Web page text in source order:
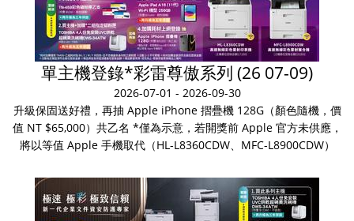
單主機登錄*彩雷尊傲系列 (26 07-09)
2026-07-01 - 2026-09-30
升級保固送好禮，再抽 Apple iPhone 摺疊機 128G（顏色隨機，價
值 NT $65,000）共乙名 *僅為示意，若開獎前 Apple 官方未供應，
將以等值 Apple 手機取代（HL-L8360CDW、MFC-L8900CDW）